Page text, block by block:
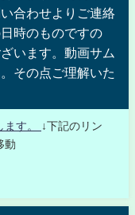
合わせよりご連絡
時のものですの
います。動画サム
その点ご理解いた
ます。
↓下記のリン
動